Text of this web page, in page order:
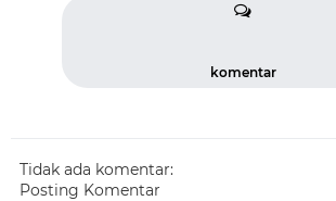
komentar
Tidak ada komentar:
Posting Komentar